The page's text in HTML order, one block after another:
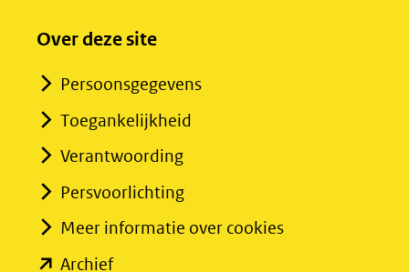
Over deze site
Persoonsgegevens
Toegankelijkheid
Verantwoording
Persvoorlichting
Meer informatie over cookies
Archief(opent